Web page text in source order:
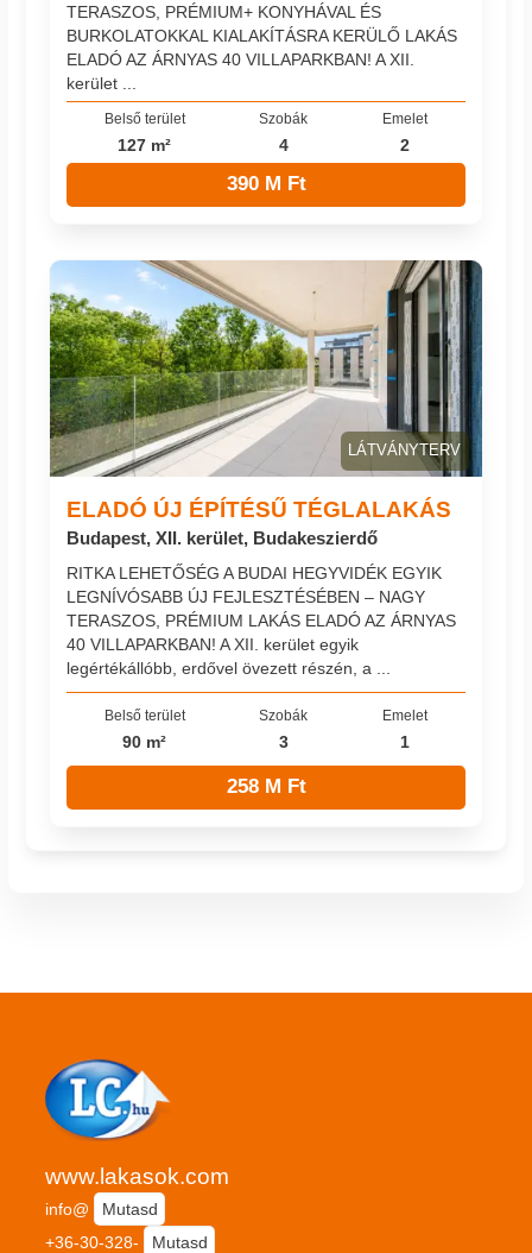
TERASZOS, PRÉMIUM+ KONYHÁVAL ÉS
BURKOLATOKKAL KIALAKÍTÁSRA KERÜLŐ LAKÁS
ELADÓ AZ ÁRNYAS 40 VILLAPARKBAN! A XII.
kerület ...
Belső terület
127 m²
Szobák
4
Emelet
2
390 M Ft
LÁTVÁNYTERV
ELADÓ ÚJ ÉPÍTÉSŰ TÉGLALAKÁS
Budapest, XII. kerület, Budakeszierdő
RITKA LEHETŐSÉG A BUDAI HEGYVIDÉK EGYIK
LEGNÍVÓSABB ÚJ FEJLESZTÉSÉBEN – NAGY
TERASZOS, PRÉMIUM LAKÁS ELADÓ AZ ÁRNYAS
40 VILLAPARKBAN! A XII. kerület egyik
legértékállóbb, erdővel övezett részén, a ...
Belső terület
90 m²
Szobák
3
Emelet
1
258 M Ft
www.lakasok.com
info@
Mutasd
+36-30-328-
Mutasd